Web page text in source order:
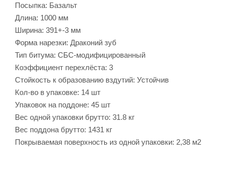
Посыпка: Базальт
Длина: 1000 мм
Ширина: 391+-3 мм
Форма нарезки: Драконий зуб
Тип битума: СБС-модифицированный
Коэффициент перехлёста: 3
Стойкость к образованию вздутий: Устойчив
Кол-во в упаковке: 14 шт
Упаковок на поддоне: 45 шт
Вес одной упаковки брутто: 31.8 кг
Вес поддона брутто: 1431 кг
Покрываемая поверхность из одной упаковки: 2,38 м2